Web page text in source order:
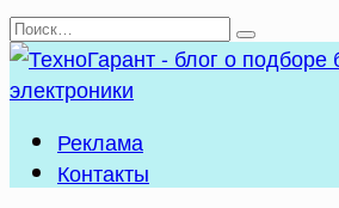
Перейти
к
содержанию
Search
for:
Реклама
Контакты